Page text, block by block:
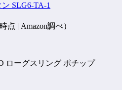
SLG6-TA-1
点 | Amazon調べ）
ポチップ